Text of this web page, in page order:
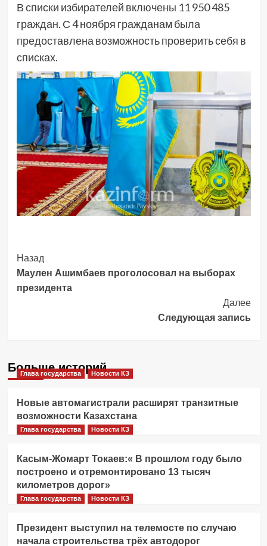
В списки избирателей включены 11 950 485
граждан. С 4 ноября гражданам была
предоставлена возможность проверить себя в
списках.
Post
Navigation
Назад
Маулен Ашимбаев проголосовал на выборах
президента
Далее
Следующая запись
Больше историй
Глава государства Новости КЗ
Новые автомагистрали расширят транзитные
возможности Казахстана
Глава государства Новости КЗ
Касым-Жомарт Токаев:« В прошлом году было
построено и отремонтировано 13 тысяч
километров дорог»
Глава государства Новости КЗ
Президент выступил на телемосте по случаю
начала строительства трёх автодорог